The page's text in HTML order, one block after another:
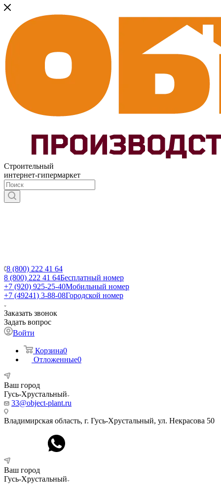
Строительный
интернет-гипермаркет
8 (800) 222 41 64
8 (800) 222 41 64Бесплатный номер
+7 (920) 925-25-40Мобильный номер
+7 (49241) 3-88-08Городской номер
Заказать звонок
Задать вопрос
Войти
Корзина0
Отложенные0
Ваш город
Гусь-Хрустальный
33@object-plant.ru
Владимирская область, г. Гусь-Хрустальный, ул. Некрасова 50
Ваш город
Гусь-Хрустальный